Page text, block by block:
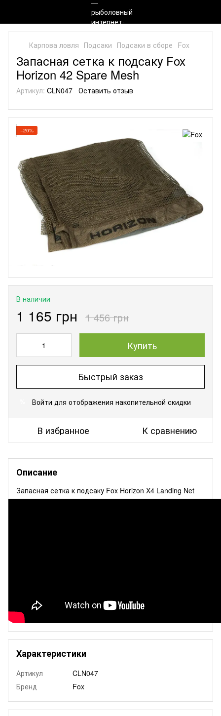
Карпова ловля Подсаки Подсаки в сборе Fox
Запасная сетка к подсаку Fox
Horizon 42 Spare Mesh
Артикул: CLN047 Оставить отзыв
−20%
В наличии
1 165 грн 1 456 грн
Купить
Быстрый заказ
Войти для отображения накопительной скидки
В избранное К сравнению
Описание
Запасная сетка к подсаку Fox Horizon X4 Landing Net
Характеристики
Артикул
CLN047
Бренд
Fox